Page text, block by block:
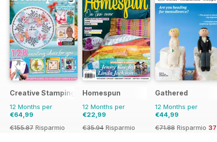
Creative Stamping
12 Months per
€64,99
€155.87 Risparmio
Homespun
12 Months per
€22,99
€35.94 Risparmio
Gathered
12 Months per
€44,99
€71.88 Risparmio